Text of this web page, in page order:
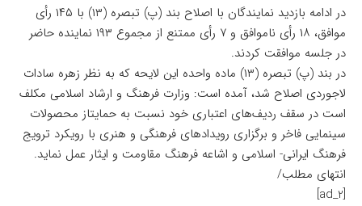
در ادامه بازدید نمایندگان با اصلاح بند (پ) تبصره (۱۳) با ۱۴۵ رأی
موافق، ۱۸ رأی ناموافق و ۷ رأی ممتنع از مجموع ۱۹۳ نماینده حاضر
در جلسه موافقت کردند.
در بند (پ) تبصره (۱۳) ماده واحده این لایحه که به نظر زهره سادات
لاجوردی اصلاح شد، آمده است: وزارت فرهنگ و ارشاد اسلامی مکلف
است در سقف ردیف‌های اعتباری خود نسبت به حمایتاز محصولات
سینمایی فاخر و برگزاری رویدادهای فرهنگی و هنری با رویکرد ترویج
فرهنگ ایرانی- اسلامی و اشاعه فرهنگ مقاومت و ایثار عمل نماید.
انتهای مطلب/
[ad_2]